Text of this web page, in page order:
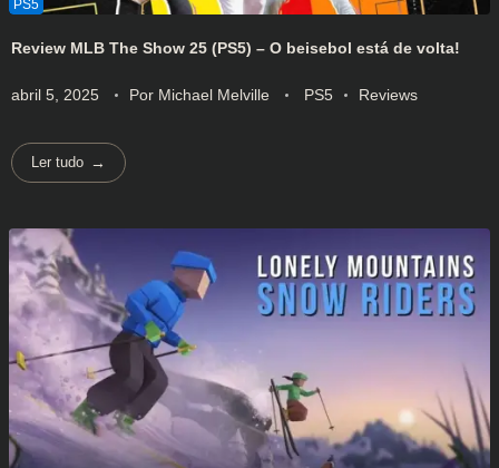
Review MLB The Show 25 (PS5) – O beisebol está de volta!
abril 5, 2025 Por Michael Melville PS5 Reviews
Ler tudo